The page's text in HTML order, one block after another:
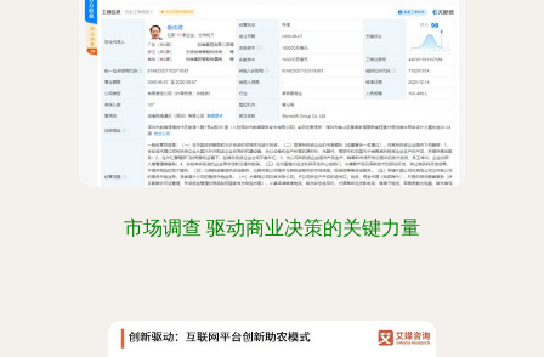
市场调查 驱动商业决策的关键力量